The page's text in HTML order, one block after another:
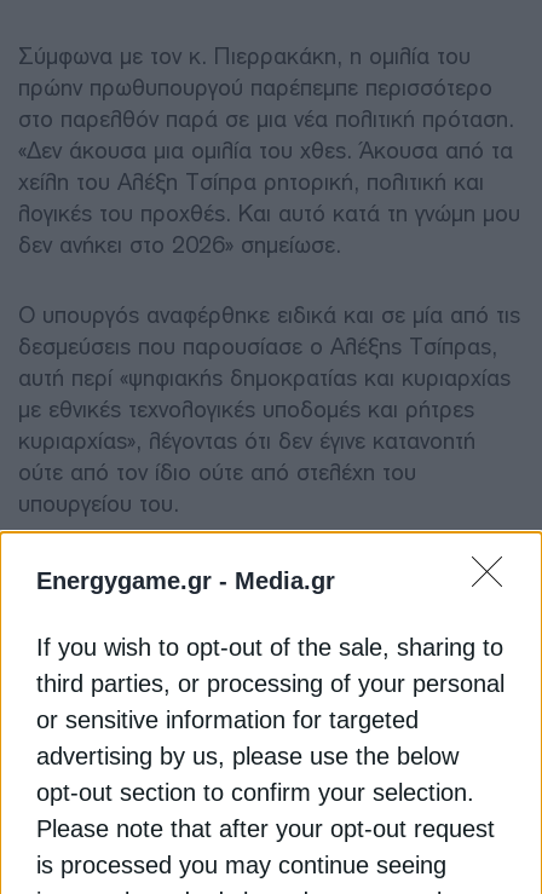
Energygame.gr - Media.gr
If you wish to opt-out of the sale, sharing to
third parties, or processing of your personal
or sensitive information for targeted
advertising by us, please use the below
opt-out section to confirm your selection.
Please note that after your opt-out request
is processed you may continue seeing
Σύμφωνα με τον κ. Πιερρακάκη, η ομιλία του
πρώην πρωθυπουργού παρέπεμπε περισσότερο
στο παρελθόν παρά σε μια νέα πολιτική πρόταση.
«Δεν άκουσα μια ομιλία του χθες. Άκουσα από τα
χείλη του Αλέξη Τσίπρα ρητορική, πολιτική και
λογικές του προχθές. Και αυτό κατά τη γνώμη μου
δεν ανήκει στο 2026» σημείωσε.
Ο υπουργός αναφέρθηκε ειδικά και σε μία από τις
δεσμεύσεις που παρουσίασε ο Αλέξης Τσίπρας,
αυτή περί «ψηφιακής δημοκρατίας και κυριαρχίας
με εθνικές τεχνολογικές υποδομές και ρήτρες
κυριαρχίας», λέγοντας ότι δεν έγινε κατανοητή
ούτε από τον ίδιο ούτε από στελέχη του
υπουργείου του.
«Εγώ δεν έχω καταλάβει τι είναι. Ρώτησα και την
που έχουν ασχοληθεί με τα ψηφιακά, και δεν
κατάλαβε κανένας» σχολίασε. Ωστόσο,
ξεκαθάρισε ότι δεν υποτιμά καμία πολιτική
πρωτοβουλία και πως αναμένει να ακούσει
συγκεκριμένες προτάσεις.«Σε καμία περίπτωση
δεν υποτιμώ καμία πολιτική πρόταση. Με πολύ
μεγάλο ενδιαφέρον περιμένω να ακούσω τις
προτάσεις. Αλλά περιμένω να ακούσω την ουσία,
το τι έχουμε να πούμε» κατέληξε.